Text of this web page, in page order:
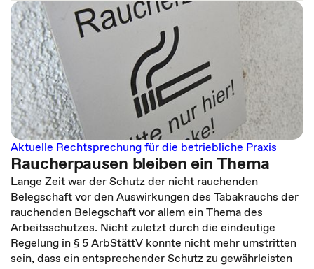
Aktuelle Rechtsprechung für die betriebliche Praxis
Raucherpausen bleiben ein Thema
Lange Zeit war der Schutz der nicht rauchenden
Belegschaft vor den Auswirkungen des Tabakrauchs der
rauchenden Belegschaft vor allem ein Thema des
Arbeitsschutzes. Nicht zuletzt durch die eindeutige
Regelung in § 5 ArbStättV konnte nicht mehr umstritten
sein, dass ein entsprechender Schutz zu gewährleisten